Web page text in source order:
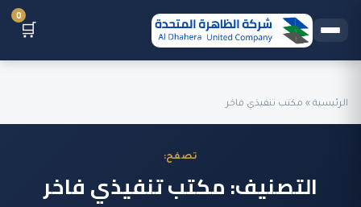
🛒
0
الرئيسية » مكتب تنفيذي فاخر
تصفح:
التصنيف:مكتب تنفيذي فاخر